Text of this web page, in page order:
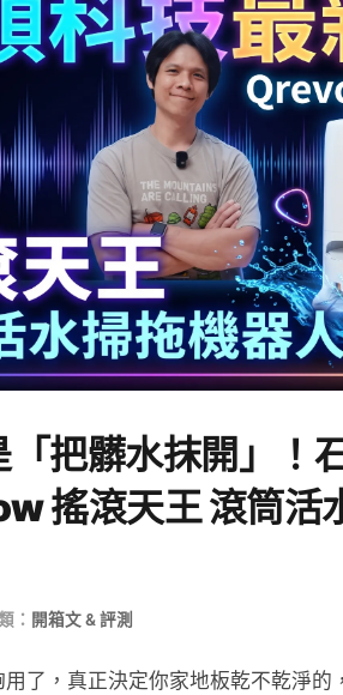
把髒水抹開」！
搖滾天王 滾筒活
： 開箱文 & 評測
了，真正決定你家地板乾不乾淨的